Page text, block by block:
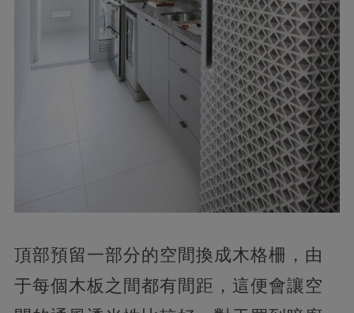
頂部預留一部分的空間換成木格柵，由
于每個木板之間都有間距，這便會讓空